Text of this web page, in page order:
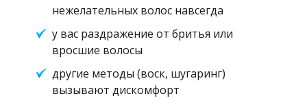
нежелательных волос навсегда
у вас раздражение от бритья или
вросшие волосы
другие методы (воск, шугаринг)
вызывают дискомфорт